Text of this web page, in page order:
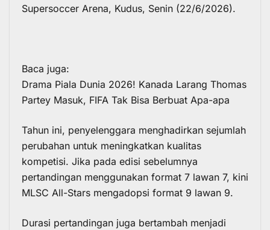
Supersoccer Arena, Kudus, Senin (22/6/2026).
Baca juga:
Drama Piala Dunia 2026! Kanada Larang Thomas
Partey Masuk, FIFA Tak Bisa Berbuat Apa-apa
Tahun ini, penyelenggara menghadirkan sejumlah
perubahan untuk meningkatkan kualitas
kompetisi. Jika pada edisi sebelumnya
pertandingan menggunakan format 7 lawan 7, kini
MLSC All-Stars mengadopsi format 9 lawan 9.
Durasi pertandingan juga bertambah menjadi